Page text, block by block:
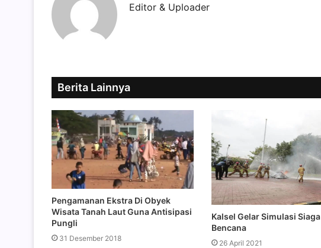
Editor & Uploader
Berita Lainnya
Pengamanan Ekstra Di Obyek
Wisata Tanah Laut Guna Antisipasi
Pungli
31 Desember 2018
Kalsel Gelar Simulasi Siaga
Bencana
26 April 2021